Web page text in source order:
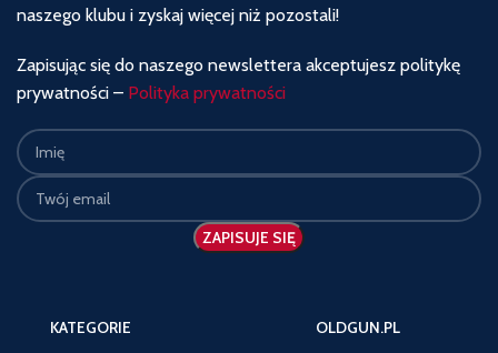
naszego klubu i zyskaj więcej niż pozostali!
Zapisując się do naszego newslettera akceptujesz politykę
prywatności – Polityka prywatności
KATEGORIE OLDGUN.PL